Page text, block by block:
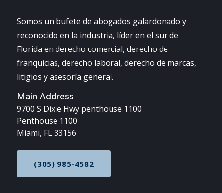
Somos un bufete de abogados galardonado y
reconocido en la industria, líder en el sur de
Florida en derecho comercial, derecho de
franquicias, derecho laboral, derecho de marcas,
litigios y asesoría general.
Main Address
9700 S Dixie Hwy penthouse 1100
Penthouse 1100
Miami, FL 33156
CALL NOW AT
(305) 985-4582